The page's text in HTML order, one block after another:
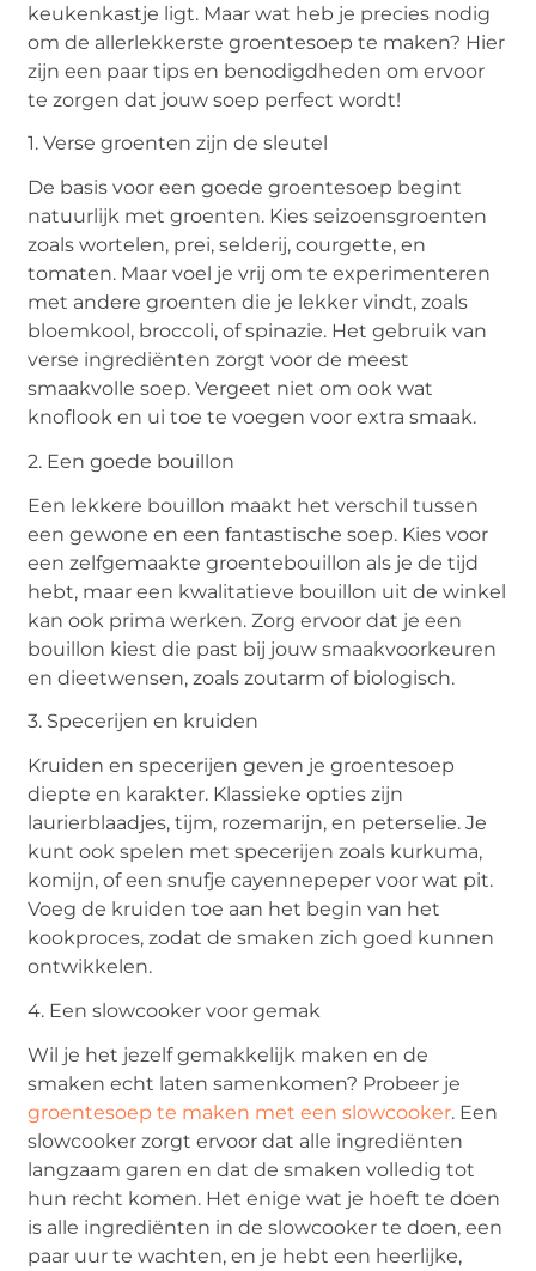
keukenkastje ligt. Maar wat heb je precies nodig
om de allerlekkerste groentesoep te maken? Hier
zijn een paar tips en benodigdheden om ervoor
te zorgen dat jouw soep perfect wordt!
1. Verse groenten zijn de sleutel
De basis voor een goede groentesoep begint
natuurlijk met groenten. Kies seizoensgroenten
zoals wortelen, prei, selderij, courgette, en
tomaten. Maar voel je vrij om te experimenteren
met andere groenten die je lekker vindt, zoals
bloemkool, broccoli, of spinazie. Het gebruik van
verse ingrediënten zorgt voor de meest
smaakvolle soep. Vergeet niet om ook wat
knoflook en ui toe te voegen voor extra smaak.
2. Een goede bouillon
Een lekkere bouillon maakt het verschil tussen
een gewone en een fantastische soep. Kies voor
een zelfgemaakte groentebouillon als je de tijd
hebt, maar een kwalitatieve bouillon uit de winkel
kan ook prima werken. Zorg ervoor dat je een
bouillon kiest die past bij jouw smaakvoorkeuren
en dieetwensen, zoals zoutarm of biologisch.
3. Specerijen en kruiden
Kruiden en specerijen geven je groentesoep
diepte en karakter. Klassieke opties zijn
laurierblaadjes, tijm, rozemarijn, en peterselie. Je
kunt ook spelen met specerijen zoals kurkuma,
komijn, of een snufje cayennepeper voor wat pit.
Voeg de kruiden toe aan het begin van het
kookproces, zodat de smaken zich goed kunnen
ontwikkelen.
4. Een slowcooker voor gemak
Wil je het jezelf gemakkelijk maken en de
smaken echt laten samenkomen? Probeer je
groentesoep te maken met een slowcooker. Een
slowcooker zorgt ervoor dat alle ingrediënten
langzaam garen en dat de smaken volledig tot
hun recht komen. Het enige wat je hoeft te doen
is alle ingrediënten in de slowcooker te doen, een
paar uur te wachten, en je hebt een heerlijke,